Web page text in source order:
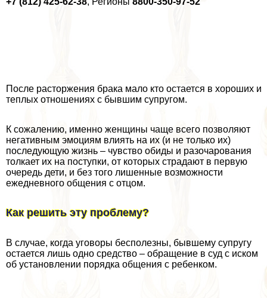
После расторжения бpaка мало кто остается в хороших и
теплых отношениях с бывшим супругом.
К сожалению, именно женщины чаще всего позволяют
негативным эмоциям влиять на их (и не только их)
последующую жизнь – чувство обиды и разочарования
толкает их на поступки, от которых страдают в первую
очередь дети, и без того лишенные возможности
ежедневного общения с отцом.
Как решить эту проблему?
В случае, когда уговоры бесполезны, бывшему супругу
остается лишь одно средство – обращение в суд с иском
об установлении порядка общения с ребенком.